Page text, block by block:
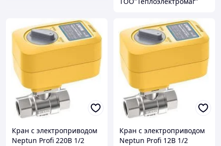
Кран с электроприводом
Neptun Profi 220B 1/2
Кран с электроприводом
Neptun Profi 12B 1/2